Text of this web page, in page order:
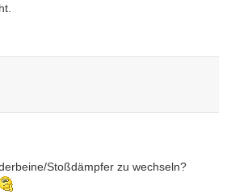
Stoßdämpfer zu wechseln?